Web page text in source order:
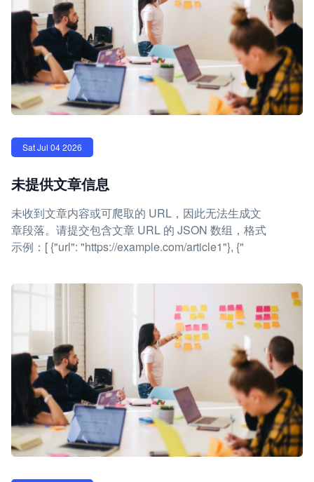
Sat Jul 04 2026
未提供文章信息
未收到文章内容或可爬取的 URL，因此无法生成文
章段落。请提交包含文章 URL 的 JSON 数组，格式
示例：[ {"url": "https://example.com/article1"}, {"